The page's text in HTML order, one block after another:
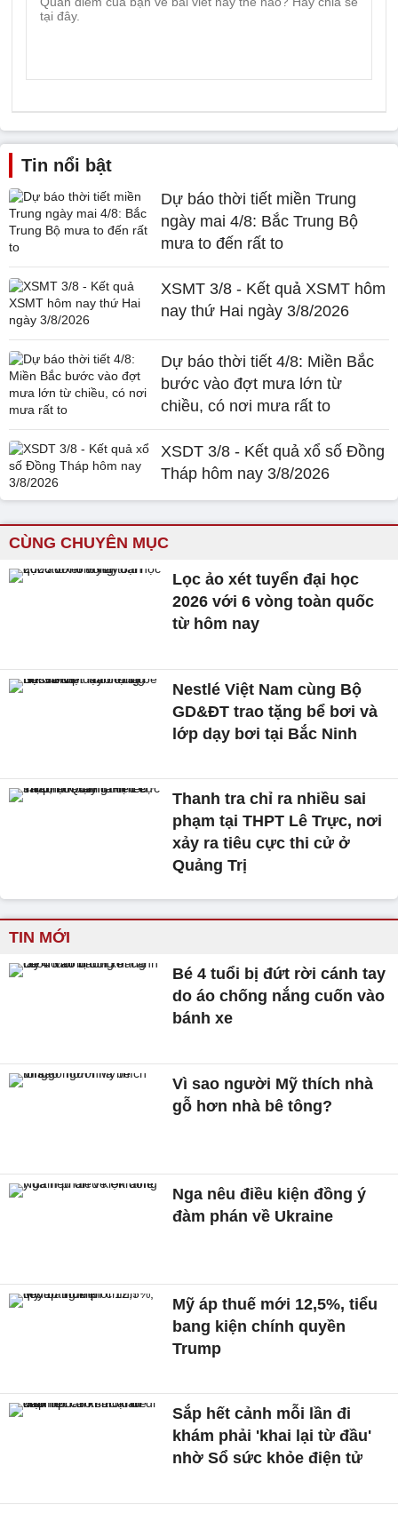
Tin nổi bật
Dự báo thời tiết miền Trung
ngày mai 4/8: Bắc Trung Bộ
mưa to đến rất to
XSMT 3/8 - Kết quả XSMT hôm
nay thứ Hai ngày 3/8/2026
Dự báo thời tiết 4/8: Miền Bắc
bước vào đợt mưa lớn từ
chiều, có nơi mưa rất to
XSDT 3/8 - Kết quả xổ số Đồng
Tháp hôm nay 3/8/2026
CÙNG CHUYÊN MỤC
Lọc ảo xét tuyển đại học
2026 với 6 vòng toàn quốc
từ hôm nay
Nestlé Việt Nam cùng Bộ
GD&ĐT trao tặng bể bơi và
lớp dạy bơi tại Bắc Ninh
Thanh tra chỉ ra nhiều sai
phạm tại THPT Lê Trực, nơi
xảy ra tiêu cực thi cử ở
Quảng Trị
TIN MỚI
Bé 4 tuổi bị đứt rời cánh tay
do áo chống nắng cuốn vào
bánh xe
Vì sao người Mỹ thích nhà
gỗ hơn nhà bê tông?
Nga nêu điều kiện đồng ý
đàm phán về Ukraine
Mỹ áp thuế mới 12,5%, tiểu
bang kiện chính quyền
Trump
Sắp hết cảnh mỗi lần đi
khám phải 'khai lại từ đầu'
nhờ Sổ sức khỏe điện tử